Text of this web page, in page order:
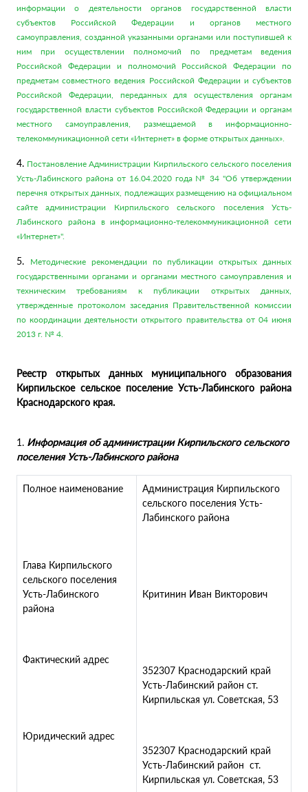
информации о деятельности органов государственной власти
субъектов Российской Федерации и органов местного
самоуправления, созданной указанными органами или поступившей к
ним при осуществлении полномочий по предметам ведения
Российской Федерации и полномочий Российской Федерации по
предметам совместного ведения Российской Федерации и субъектов
Российской Федерации, переданных для осуществления органам
государственной власти субъектов Российской Федерации и органам
местного самоуправления, размещаемой в информационно-
телекоммуникационной сети «Интернет» в форме открытых данных».
4. Постановление Администрации Кирпильского сельского поселения
Усть-Лабинского района от 16.04.2020 года № 34 "Об утверждении
перечня открытых данных, подлежащих размещению на официальном
сайте администрации Кирпильского сельского поселения Усть-
Лабинского района в информационно-телекоммуникационной сети
«Интернет»".
5.
Методические рекомендации по публикации открытых данных
государственными органами и органами местного самоуправления и
техническим требованиям к публикации открытых данных,
утвержденные протоколом заседания Правительственной комиссии
по координации деятельности открытого правительства от 04 июня
2013 г. № 4.
Реестр открытых данных муниципального образования
Кирпильское сельское поселение Усть-Лабинского района
Краснодарского края.
1. Информация об администрации Кирпильского сельского
поселения Усть-Лабинского района
Полное наименование
Глава Кирпильского
сельского поселения
Усть-Лабинского
района
Фактический адрес
Юридический адрес
Администрация Кирпильского
сельского поселения Усть-
Лабинского района
Критинин Иван Викторович
352307 Краснодарский край
Усть-Лабинский район ст.
Кирпильская ул. Советская, 53
352307 Краснодарский край
Усть-Лабинский район ст.
Кирпильская ул. Советская, 53